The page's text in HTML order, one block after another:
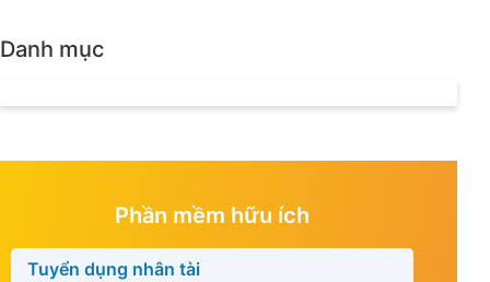
Danh mục
Phần mềm hữu ích
Tuyển dụng nhân tài